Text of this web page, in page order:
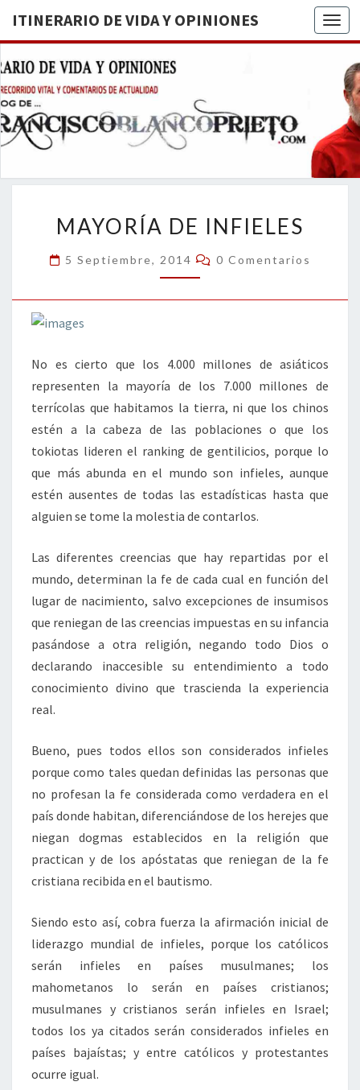
ITINERARIO DE VIDA Y OPINIONES
DE
BREVE
RECORRIDO
VITAL Y
ACTUALIDAD
DE
INFIELES
MAYORÍA DE INFIELES
5 Septiembre, 2014 Comentarios
0 Comentarios
No es cierto que los 4.000 millones de asiáticos
representen la mayoría de los 7.000 millones de
terrícolas que habitamos la tierra, ni que los chinos
estén a la cabeza de las poblaciones o que los
tokiotas lideren el ranking de gentilicios, porque lo
que más abunda en el mundo son infieles, aunque
estén ausentes de todas las estadísticas hasta que
alguien se tome la molestia de contarlos.
Las diferentes creencias que hay repartidas por el
mundo, determinan la fe de cada cual en función del
lugar de nacimiento, salvo excepciones de insumisos
que reniegan de las creencias impuestas en su infancia
pasándose a otra religión, negando todo Dios o
declarando inaccesible su entendimiento a todo
conocimiento divino que trascienda la experiencia
real.
Bueno, pues todos ellos son considerados infieles
porque como tales quedan definidas las personas que
no profesan la fe considerada como verdadera en el
país donde habitan, diferenciándose de los herejes que
niegan dogmas establecidos en la religión que
practican y de los apóstatas que reniegan de la fe
cristiana recibida en el bautismo.
Siendo esto así, cobra fuerza la afirmación inicial de
liderazgo mundial de infieles, porque los católicos
serán infieles en países musulmanes; los
mahometanos lo serán en países cristianos;
musulmanes y cristianos serán infieles en Israel;
todos los ya citados serán considerados infieles en
países bajaístas; y entre católicos y protestantes
ocurre igual.